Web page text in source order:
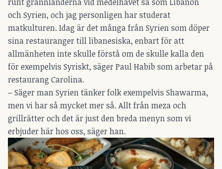
och Syrien, och jag personligen har studerat
matkulturen. Idag är det många från Syrien som döper
sina restauranger till libanesiska, enbart för att
allmänheten inte skulle förstå om de skulle kalla den
för exempelvis Syriskt, säger Paul Habib som arbetar på
restaurang Carolina.
– Säger man Syrien tänker folk exempelvis Shawarma,
men vi har så mycket mer så. Allt från meza och
grillrätter och det är just den breda menyn som vi
erbjuder här hos oss, säger han.